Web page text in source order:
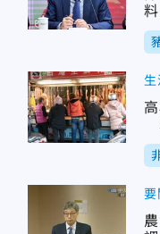
生
要